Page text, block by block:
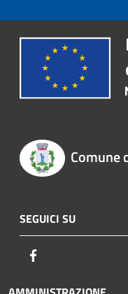
Comune
SEGUICI SU